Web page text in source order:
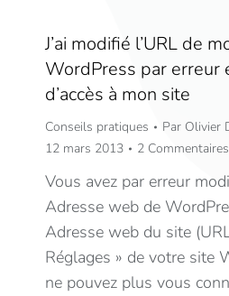
J’ai modifié l’URL de
WordPress par erreur
d’accès à mon site
Conseils pratiques Par Olivier
12 mars 2013
2 Commentaires
Vous avez par erreur
Adresse web de
Adresse web du site
Réglages » de votre site
ne pouvez plus vous